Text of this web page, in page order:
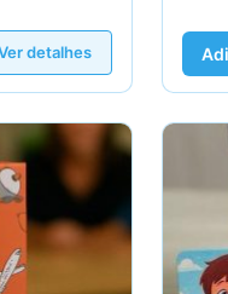
detalhes